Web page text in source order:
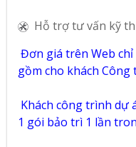
Hỗ trợ tư vấn kỹ
Đơn giá trên Web
gồm cho khách Công
Khách công trình dự
1 gói bảo trì 1 lần